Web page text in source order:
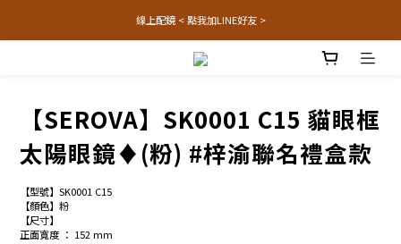
線上配鏡 < 點我加LINE好友 >
【SEROVA】SK0001 C15 貓眼框
太陽眼鏡♦(粉) #梓渝聯名禮盒款
【型號】SK0001 C15
【顏色】粉
【尺寸】
正面寬度 ： 152 mm